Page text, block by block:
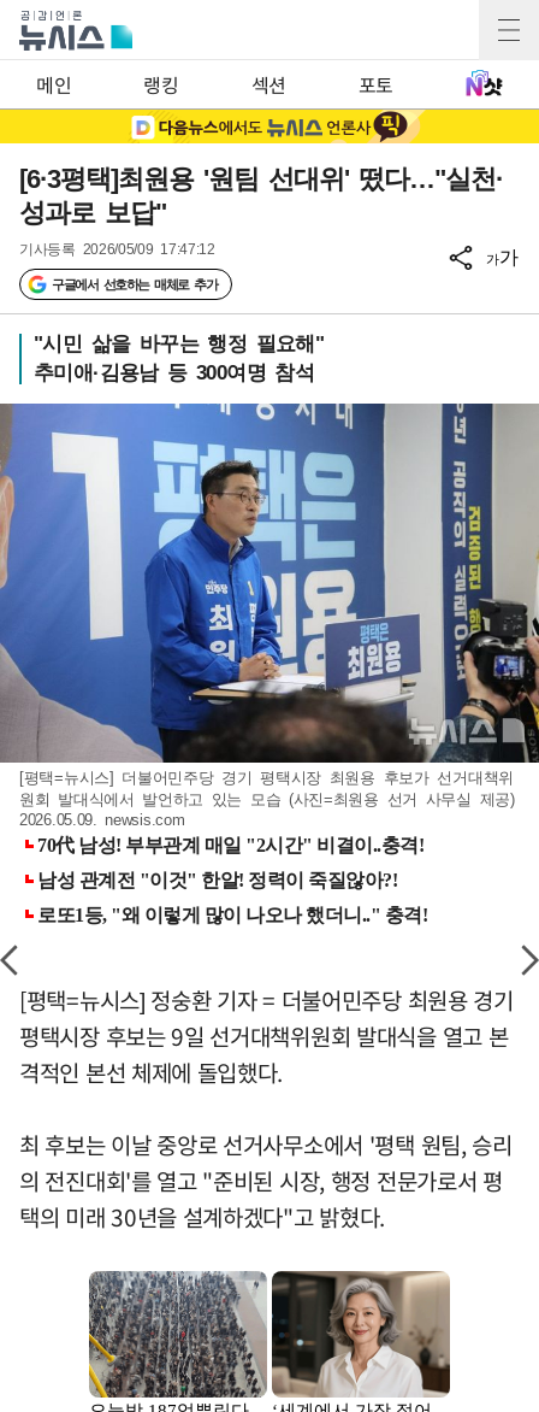
메인 랭킹 섹션 포토
[6·3평택]최원용 '원팀 선대위' 떴다…"실천·
성과로 보답"
기사등록 2026/05/09 17:47:12
구글에서 선호하는 매체로 추가
가가
"시민 삶을 바꾸는 행정 필요해"
추미애·김용남 등 300여명 참석
[평택=뉴시스] 더불어민주당 경기 평택시장 최원용 후보가 선거대책위
원회 발대식에서 발언하고 있는 모습 (사진=최원용 선거 사무실 제공)
2026.05.09. newsis.com
[평택=뉴시스] 정숭환 기자 = 더불어민주당 최원용 경기
평택시장 후보는 9일 선거대책위원회 발대식을 열고 본
격적인 본선 체제에 돌입했다.
최 후보는 이날 중앙로 선거사무소에서 '평택 원팀, 승리
의 전진대회'를 열고 "준비된 시장, 행정 전문가로서 평
택의 미래 30년을 설계하겠다"고 밝혔다.